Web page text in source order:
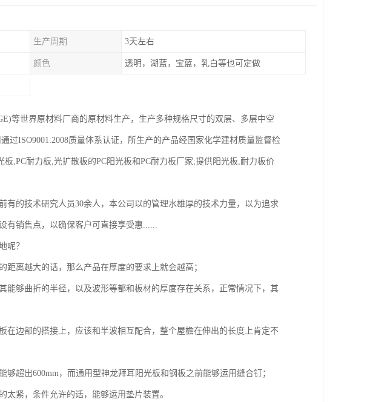
生产周期 3天左右
颜色 透明，湖蓝，宝蓝，乳白等也可定做
等世界原材料厂商的原材料生产，生产多种规格尺寸的双层、多层中空
过ISO9001:2008质量体系认证，所生产的产品经国家化学建材质量监督检
,PC耐力板,光扩散板的PC阳光板和PC耐力板厂家;提供阳光板,耐力板价
有的技术研究人员30余人，本公司以的管理水雄厚的技术力量，以为追求
有销售点，以确保客户可直接享受惠......
呢？
离越大的话，那么产品在厚度的要求上就会越高；
能够曲折的半径，以及波形等都和板材的厚度存在关系，正常情况下，其
在边部的搭接上，应该和半波相互配合，整个屋檐在伸出的长度上肯定不
超出600mm，而通用型神龙拜耳阳光板和钢板之前能够运用缝合钉；
紧，条件允许的话，能够运用垫片装置。